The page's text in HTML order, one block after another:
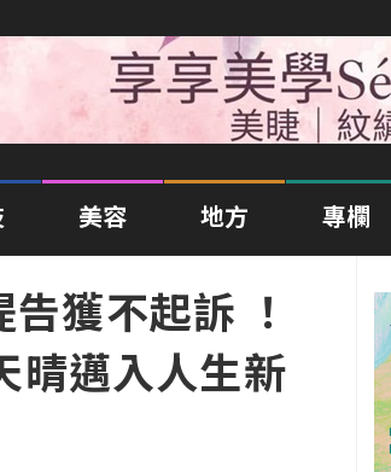
美容 地方 專欄
獲不起訴 ！
晴邁入人生新